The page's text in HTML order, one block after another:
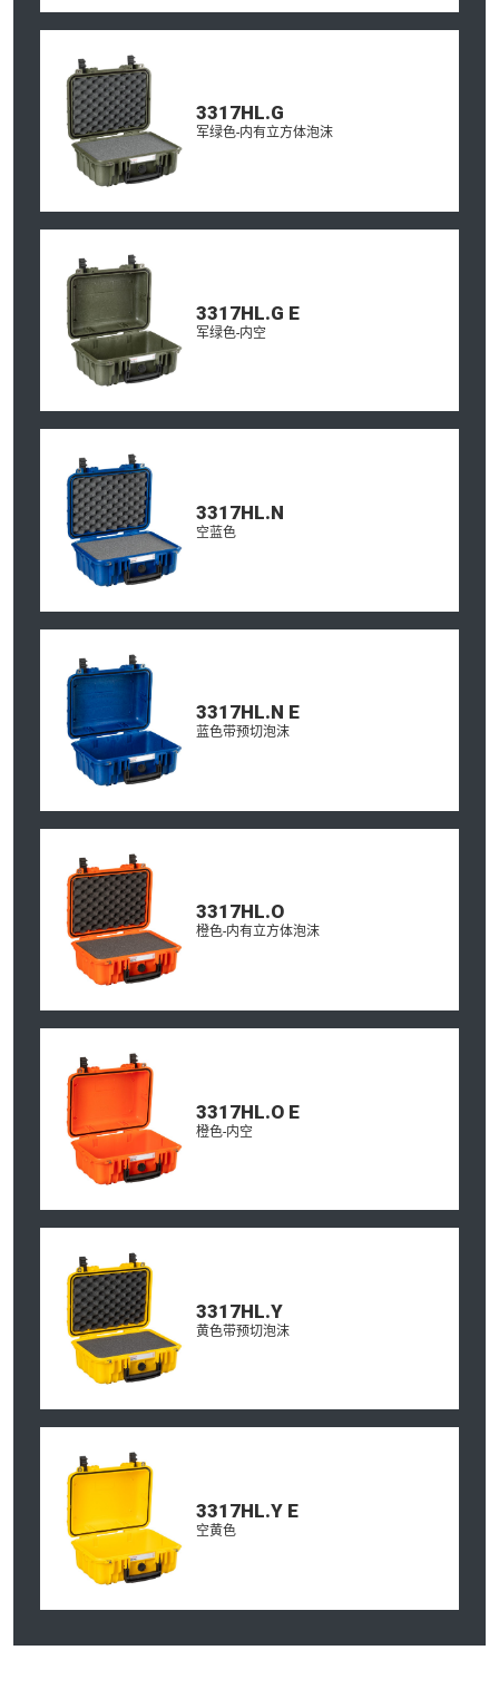
3317HL.G
军绿色-内有立方体泡沫
3317HL.G E
军绿色-内空
3317HL.N
空蓝色
3317HL.N E
蓝色带预切泡沫
3317HL.O
橙色-内有立方体泡沫
3317HL.O E
橙色-内空
3317HL.Y
黄色带预切泡沫
3317HL.Y E
空黄色